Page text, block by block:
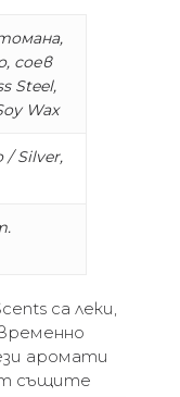
соев
Steel,
Wax
/ Silver,
са леки,
аромати
същите